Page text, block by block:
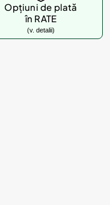
Opțiuni de plată
în RATE
(v. detalii)